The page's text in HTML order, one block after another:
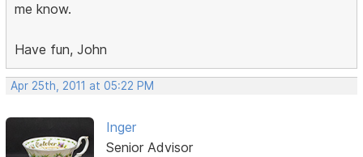
me know.
Have fun, John
Apr 25th, 2011 at 05:22 PM
Inger
Senior Advisor